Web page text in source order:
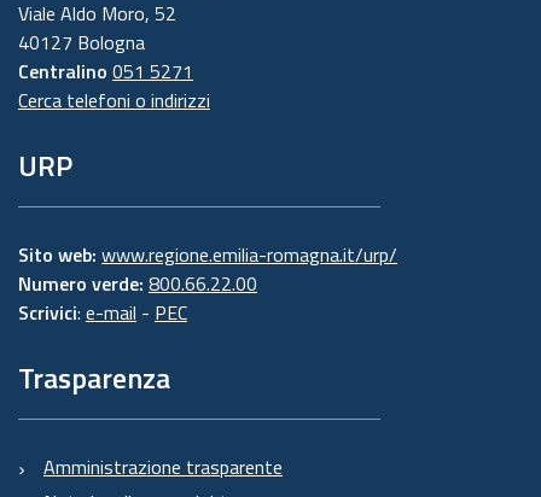
Viale Aldo Moro, 52
40127 Bologna
Centralino 051 5271
Cerca telefoni o indirizzi
URP
Sito web: www.regione.emilia-romagna.it/urp/
Numero verde: 800.66.22.00
Scrivici: e-mail - PEC
Trasparenza
Amministrazione trasparente